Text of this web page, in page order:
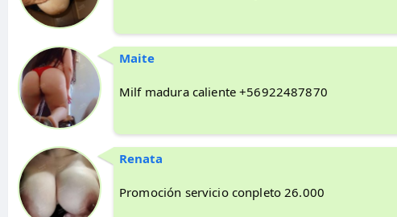
Maite
Milf madura caliente +56922487870
Renata
Promoción servicio conpleto 26.000